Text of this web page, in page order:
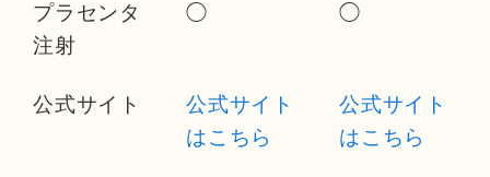
プラセンタ
注射
◯ ◯
公式サイト
公式サイト
はこちら
公式サイト
はこちら